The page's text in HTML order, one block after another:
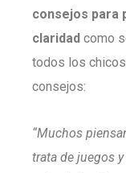
consejos para
claridad como
todos los
consejos:
“Muchos
trata de juegos